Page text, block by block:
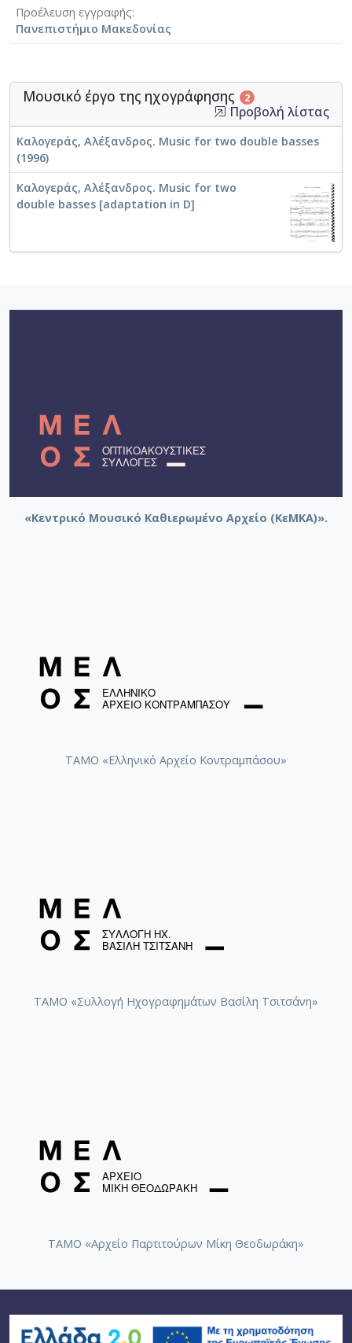
Προέλευση εγγραφής
Πανεπιστήμιο Μακεδονίας
Μουσικό έργο της ηχογράφησης 2
Προβολή λίστας
Καλογεράς, Αλέξανδρος. Music for two double basses
(1996)
Καλογεράς, Αλέξανδρος. Music for two
double basses [adaptation in D]
«Κεντρικό Μουσικό Καθιερωμένο Αρχείο (ΚεΜΚΑ)».
ΤΑΜΟ «Ελληνικό Αρχείο Κοντραμπάσου»
ΤΑΜΟ «Συλλογή Ηχογραφημάτων Βασίλη Τσιτσάνη»
ΤΑΜΟ «Αρχείο Παρτιτούρων Μίκη Θεοδωράκη»